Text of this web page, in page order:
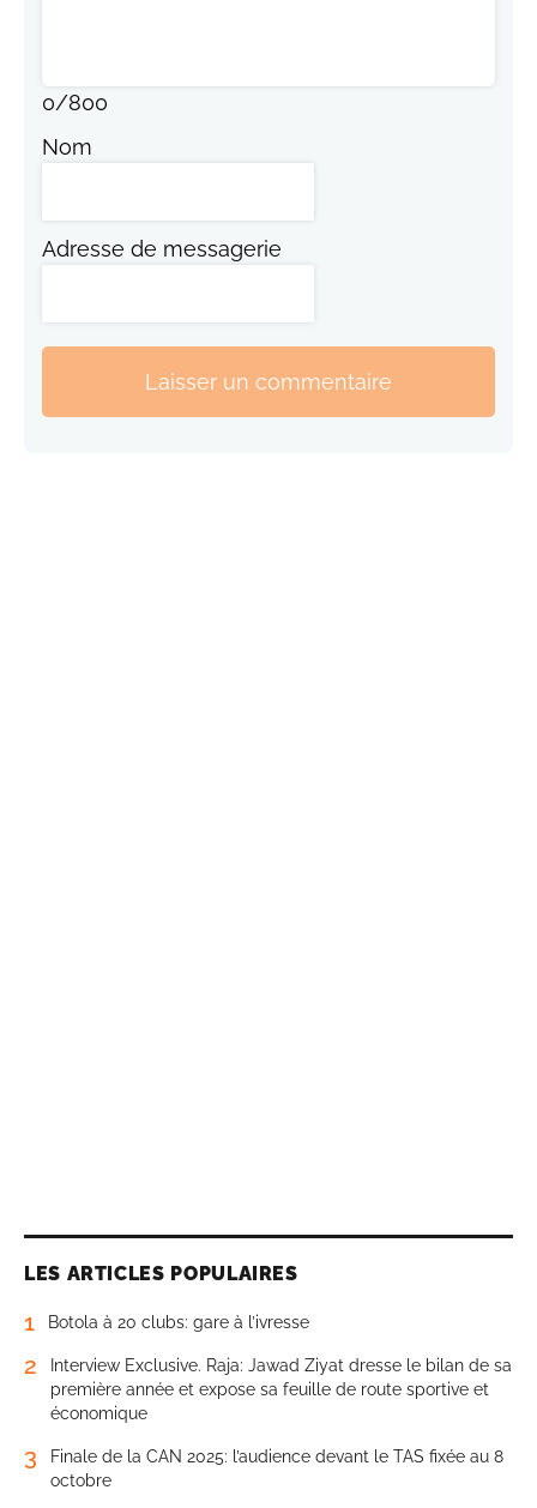
0/800
Nom
Adresse de messagerie
Laisser un commentaire
LES ARTICLES POPULAIRES
1 Botola à 20 clubs: gare à l’ivresse
2
Interview Exclusive. Raja: Jawad Ziyat dresse le bilan de sa
première année et expose sa feuille de route sportive et
économique
3
Finale de la CAN 2025: l’audience devant le TAS fixée au 8
octobre